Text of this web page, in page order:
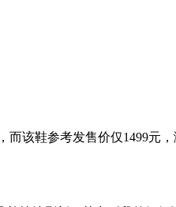
该鞋参考发售价仅1499元